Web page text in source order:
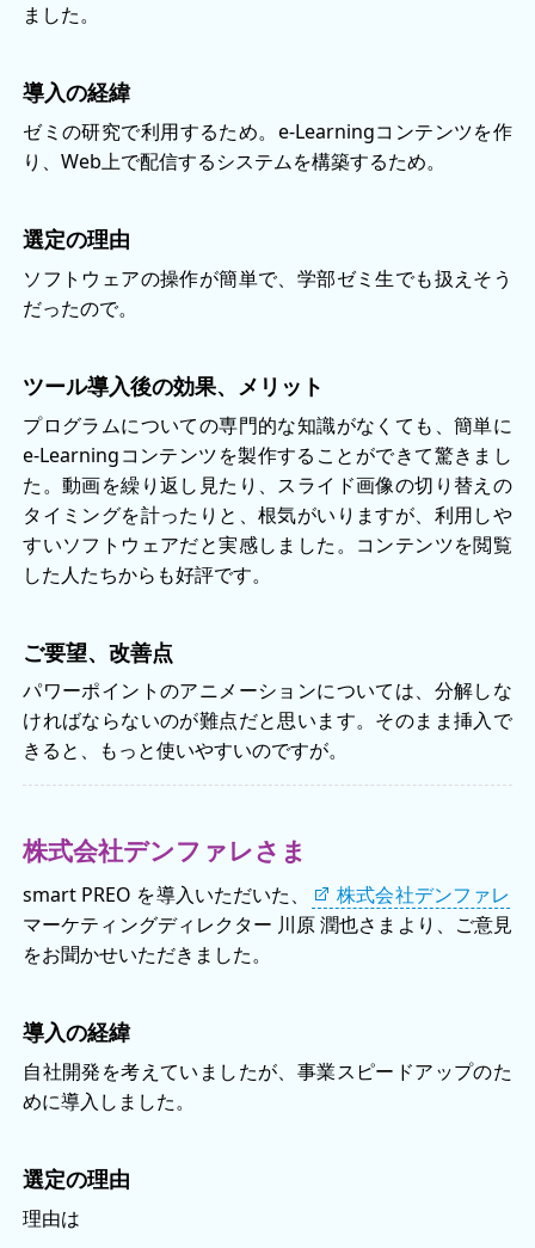
ました。
導入の経緯
ゼミの研究で利用するため。e-Learningコンテンツを作
り、Web上で配信するシステムを構築するため。
選定の理由
ソフトウェアの操作が簡単で、学部ゼミ生でも扱えそう
だったので。
ツール導入後の効果、メリット
プログラムについての専門的な知識がなくても、簡単に
e-Learningコンテンツを製作することができて驚きまし
た。動画を繰り返し見たり、スライド画像の切り替えの
タイミングを計ったりと、根気がいりますが、利用しや
すいソフトウェアだと実感しました。コンテンツを閲覧
した人たちからも好評です。
ご要望、改善点
パワーポイントのアニメーションについては、分解しな
ければならないのが難点だと思います。そのまま挿入で
きると、もっと使いやすいのですが。
株式会社デンファレさま
smart PREO を導入いただいた、
株式会社デンファレ
マーケティングディレクター 川原 潤也さまより、ご意見
をお聞かせいただきました。
導入の経緯
自社開発を考えていましたが、事業スピードアップのた
めに導入しました。
選定の理由
理由は